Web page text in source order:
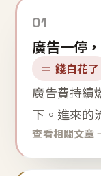
01
廣告一停
＝ 錢白花了
廣告費持續
下。進來的
查看相關文章